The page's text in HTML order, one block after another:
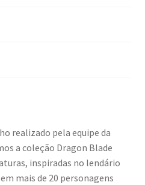
realizado pela equipe da
a coleção Dragon Blade
inspiradas no lendário
mais de 20 personagens